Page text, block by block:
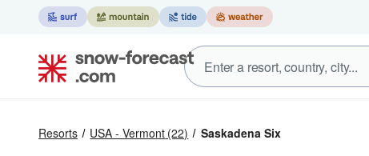
Resorts USA - Vermont (22) Saskadena Six